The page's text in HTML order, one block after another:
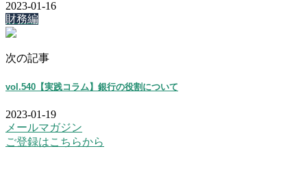
2023-01-16
財務編
次の記事
vol.540【実践コラム】銀行の役割について
2023-01-19
メールマガジン
ご登録はこちらから